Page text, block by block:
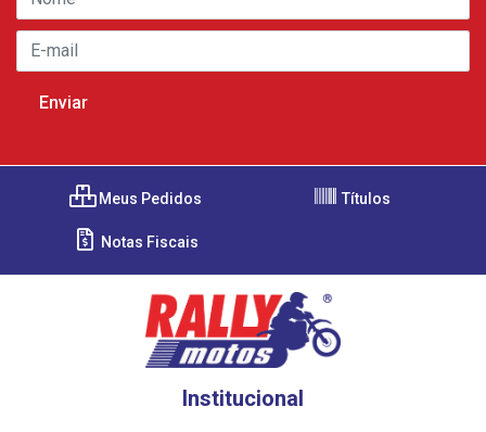
Meus Pedidos Títulos
Notas Fiscais
Institucional